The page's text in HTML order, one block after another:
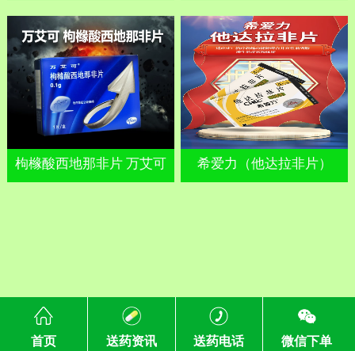
枸橼酸西地那非片 万艾可 希爱力（他达拉非片）
首页 送药资讯 送药电话 微信下单